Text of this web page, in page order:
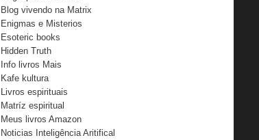
Blog vivendo na Matrix
Enigmas e Misterios
Esoteric books
Hidden Truth
Info livros Mais
Kafe kultura
Livros espirituais
Matríz espiritual
Meus livros Amazon
Noticias Inteligência Aritifical